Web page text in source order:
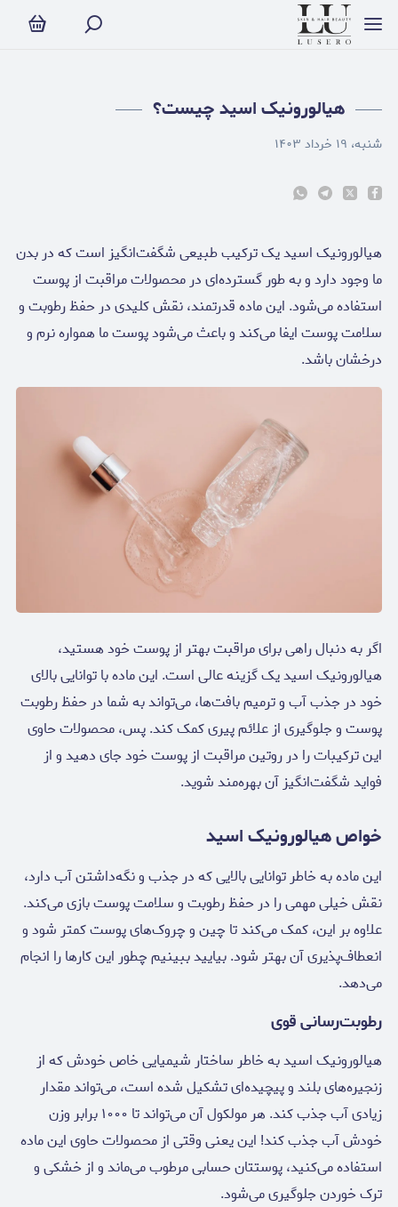
هیالورونیک اسید چیست؟
هیالورونیک اسید چیست؟
شنبه، ۱۹ خرداد ۱۴۰۳
هیالورونیک اسید یک ترکیب طبیعی شگفت‌انگیز است که در بدن
ما وجود دارد و به طور گسترده‌ای در محصولات مراقبت از پوست
استفاده می‌شود. این ماده قدرتمند، نقش کلیدی در حفظ رطوبت و
سلامت پوست ایفا می‌کند و باعث می‌شود پوست ما همواره نرم و
درخشان باشد.
اگر به دنبال راهی برای مراقبت بهتر از پوست خود هستید،
هیالورونیک اسید یک گزینه عالی است. این ماده با توانایی بالای
خود در جذب آب و ترمیم بافت‌ها، می‌تواند به شما در حفظ رطوبت
پوست و جلوگیری از علائم پیری کمک کند. پس، محصولات حاوی
این ترکیبات را در روتین مراقبت از پوست خود جای دهید و از
فواید شگفت‌انگیز آن بهره‌مند شوید.
خواص هیالورونیک اسید
این ماده به خاطر توانایی بالایی که در جذب و نگه‌داشتن آب دارد،
نقش خیلی مهمی را در حفظ رطوبت و سلامت پوست بازی می‌کند.
علاوه بر این، کمک می‌کند تا چین و چروک‌های پوست کمتر شود و
انعطاف‌پذیری آن بهتر شود. بیایید ببینیم چطور این کارها را انجام
می‌دهد.
رطوبت‌رسانی قوی
هیالورونیک اسید به خاطر ساختار شیمیایی خاص خودش که از
زنجیره‌های بلند و پیچیده‌ای تشکیل شده است، می‌تواند مقدار
زیادی آب جذب کند. هر مولکول آن می‌تواند تا ۱۰۰۰ برابر وزن
خودش آب جذب کند! این یعنی وقتی از محصولات حاوی این ماده
استفاده می‌کنید، پوستتان حسابی مرطوب می‌ماند و از خشکی و
ترک خوردن جلوگیری می‌شود.